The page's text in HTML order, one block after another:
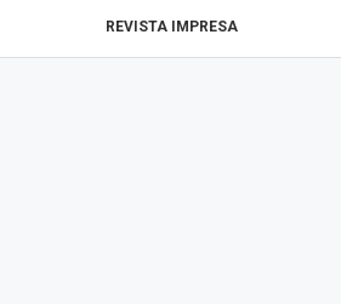
REVISTA IMPRESA